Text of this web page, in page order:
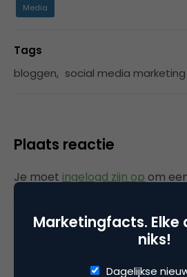
Media
Tags
bloggen, social media marketing
Plaats reactie
Je moet ingelogd zijn op om
Gerelateerde artikelen
Marketingfacts. Elke
niks!
Dagelijkse